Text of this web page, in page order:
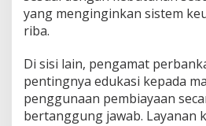
yang menginginkan sistem
riba.
Di sisi lain, pengamat
pentingnya edukasi kepada
penggunaan pembiayaan
bertanggung jawab. Layanan